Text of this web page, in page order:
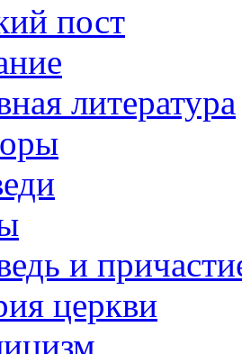
пост
литература
и
церкви